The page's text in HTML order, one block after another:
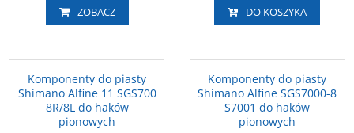
ZOBACZ DO KOSZYKA
Komponenty do piasty
Shimano Alfine 11 SGS700
8R/8L do haków
pionowych
Komponenty do piasty
Shimano Alfine SGS7000-8
S7001 do haków
pionowych